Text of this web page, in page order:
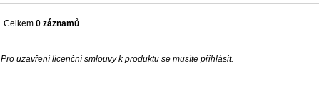
Celkem 0 záznamů
Pro uzavření licenční smlouvy k produktu se musíte přihlásit.